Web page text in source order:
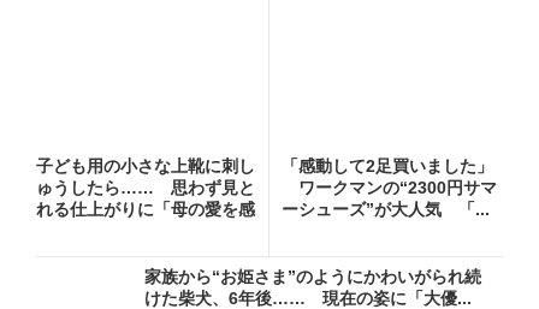
子ども用の小さな上靴に刺し
ゅうしたら…… 思わず見と
れる仕上がりに「母の愛を感
「感動して2足買いました」
ワークマンの“2300円サマ
ーシューズ”が大人気 「...
家族から“お姫さま”のようにかわいがられ続
けた柴犬、6年後…… 現在の姿に「大優...